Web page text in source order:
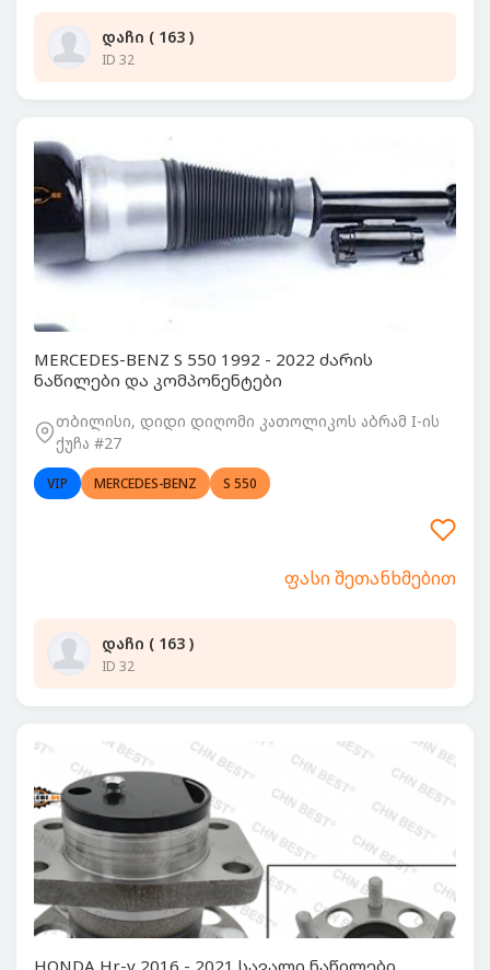
დაჩი ( 163 )
ID 32
MERCEDES-BENZ S 550 1992 - 2022 ძარის
ნაწილები და კომპონენტები
თბილისი, დიდი დიღომი კათოლიკოს აბრამ I-ის
ქუჩა #27
VIP MERCEDES-BENZ S 550
ფასი შეთანხმებით
დაჩი ( 163 )
ID 32
HONDA Hr-v 2016 - 2021 სავალი ნაწილები